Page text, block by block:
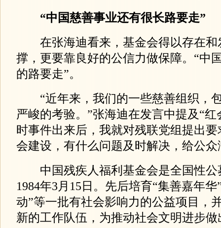
“中国慈善事业还有很长路要走”
在张海迪看来，基金会得以存在和
撑，更要靠良好的公信力做保障。“中
的路要走”。
“近年来，我们的一些慈善组织，
严峻的考验。”张海迪在发言中提及“红
时事件出来后，我就对残联党组提出
会建设，有什么问题及时解决，给公众
中国残疾人福利基金会是全国性公
1984年3月15日。先后培育“集善嘉年华
动”等一批有社会影响力的公益项目，
新的工作队伍，为推动社会文明进步